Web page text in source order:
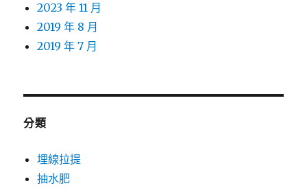
2023 年 11 月
2019 年 8 月
2019 年 7 月
分類
埋線拉提
抽水肥